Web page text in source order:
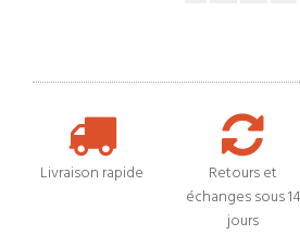
Livraison rapide
Retours et
échanges sous 14
jours